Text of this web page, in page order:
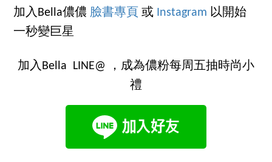
加入Bella儂儂 臉書專頁 或 Instagram 以開始
一秒變巨星
加入Bella LINE@ ，成為儂粉每周五抽時尚小
禮